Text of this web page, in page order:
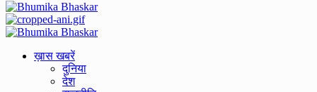
Primary
ख़ास खबरें
दुनिया
देश